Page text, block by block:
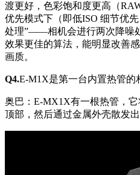
渡更好，色彩饱和度更高（
优先模式下（即低ISO 细节优
处理”——相机会进行两次降噪
效果更佳的算法，能明显改善
画质。
Q4.E-M1X是第一台内置热管的
奥巴：E-MX1X有一根热管，
顶部，然后通过金属外壳散发出